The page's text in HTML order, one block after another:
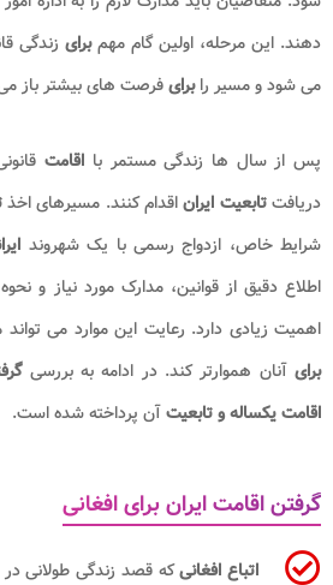
دهند. این مرحله، اولین گام مهمبرای زندگی
می شود و مسیر رابرایفرصت های بیشتر باز
پس از سال ها زندگی مستمر با اقامت
دریافتتابعیت ایراناقدام کنند. مسیرهای اخذ
شرایط خاص، ازدواج رسمی با یک شهروند
اطلاع دقیق از قوانین، مدارک مورد نیاز و
اهمیت زیادی دارد. رعایت این موارد می
برایآنان هموارتر کند. در ادامه به بررسی
اقامت یکساله و تابعیتآن پرداخته شده است.
گرفتن اقامت ایران برای افغانی
اتباع افغانیکه قصد زندگی طولانی